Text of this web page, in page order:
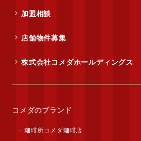
加盟相談
店舗物件募集
株式会社コメダホールディングス
コメダのブランド
珈琲所コメダ珈琲店